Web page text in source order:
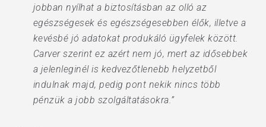
jobban nyílhat a biztosításban az olló az
egészségesek és egészségesebben élők, illetve a
kevésbé jó adatokat produkáló ügyfelek között.
Carver szerint ez azért nem jó, mert az idősebbek
a jelenleginél is kedvezőtlenebb helyzetből
indulnak majd, pedig pont nekik nincs több
pénzük a jobb szolgáltatásokra.”